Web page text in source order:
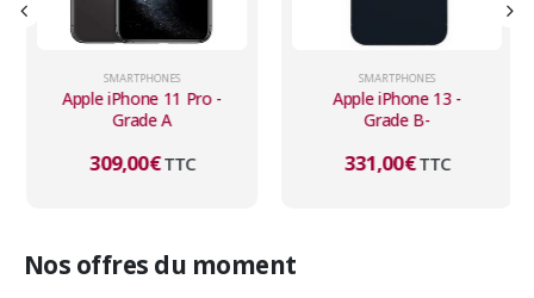
SMARTPHONES
Apple iPhone 11 Pro -
Grade A
309,00€TTC
SMARTPHONES
Apple iPhone 13 -
Grade B-
331,00€TTC
Nos offres du moment